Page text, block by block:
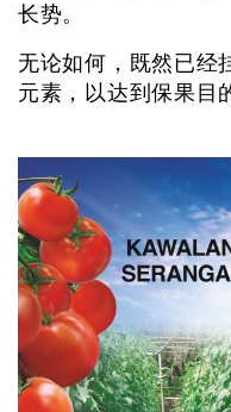
长势。
无论如何，既然已经
元素，以达到保果目